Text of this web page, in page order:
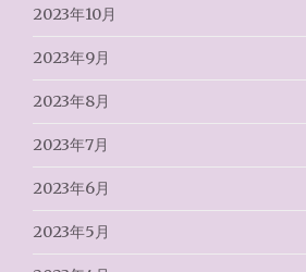
2023年10月
2023年9月
2023年8月
2023年7月
2023年6月
2023年5月